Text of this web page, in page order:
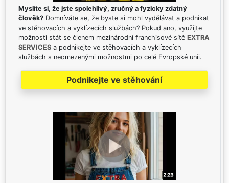
Myslíte si, že jste spolehlivý, zručný a fyzicky zdatný
člověk? Domníváte se, že byste si mohl vydělávat a podnikat
ve stěhovacích a vyklízecích službách? Pokud ano, využijte
možnosti stát se členem mezinárodní franchisové sítě EXTRA
SERVICES a podnikejte ve stěhovacích a vyklízecích
službách s neomezenými možnostmi po celé Evropské unii.
Podnikejte ve stěhování